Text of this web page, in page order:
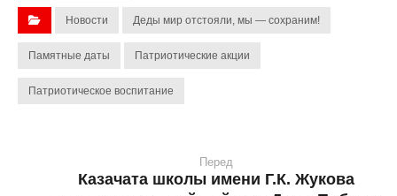
Новости Деды мир отстояли, мы — сохраним!
Памятные даты Патриотические акции
Патриотическое воспитание
Перед
Казачата школы имени Г.К. Жукова